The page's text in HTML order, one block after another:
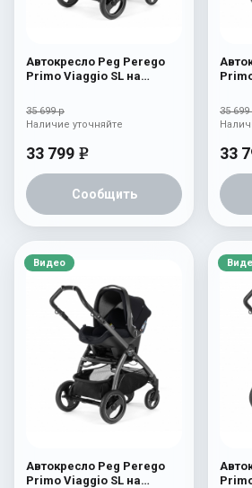
Автокресло Peg Perego
Primo Viaggio SL на
White/Black) Luxe Grey
35 699 р
33 799 e
Сообщить
Наличие уточняйте
35 699
33
Видео
Автокресло Peg Perego
Primo Viaggio SL на